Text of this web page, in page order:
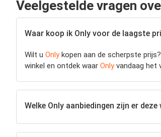
Veelgestelde vragen
Waar koop ik Only voor de laagste
Wilt u Onlykopen aan de scherpste
winkel en ontdek waar Onlyvandaag het
Welke Only aanbiedingen zijn er deze